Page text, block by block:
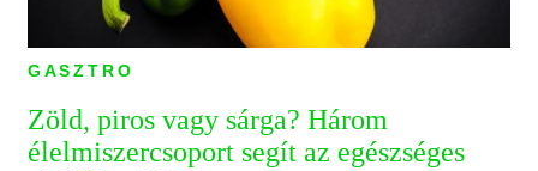
GASZTRO
Zöld, piros vagy sárga? Három
élelmiszercsoport segít az egészséges